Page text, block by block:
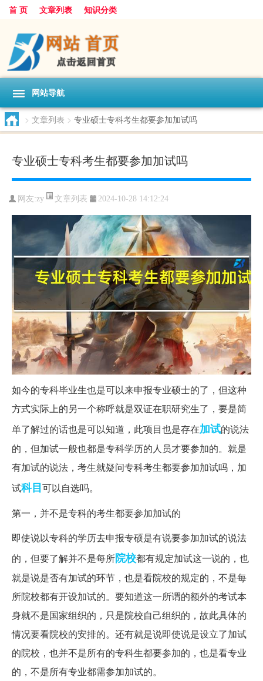
首 页 文章列表 知识分类
网站导航
> 文章列表 > 专业硕士专科考生都要参加加试吗
专业硕士专科考生都要参加加试吗
网友:zy 文章列表 2024-10-28 14:12:24
如今的专科毕业生也是可以来申报专业硕士的了，但这种
方式实际上的另一个称呼就是双证在职研究生了，要是简
单了解过的话也是可以知道，此项目也是存在加试的说法
的，但加试一般也都是专科学历的人员才要参加的。就是
有加试的说法，考生就疑问专科考生都要参加加试吗，加
试科目可以自选吗。
第一，并不是专科的考生都要参加加试的
即使说以专科的学历去申报专硕是有说要参加加试的说法
的，但要了解并不是每所院校都有规定加试这一说的，也
就是说是否有加试的环节，也是看院校的规定的，不是每
所院校都有开设加试的。要知道这一所谓的额外的考试本
身就不是国家组织的，只是院校自己组织的，故此具体的
情况要看院校的安排的。还有就是说即使说是设立了加试
的院校，也并不是所有的专科生都要参加的，也是看专业
的，不是所有专业都需参加加试的。